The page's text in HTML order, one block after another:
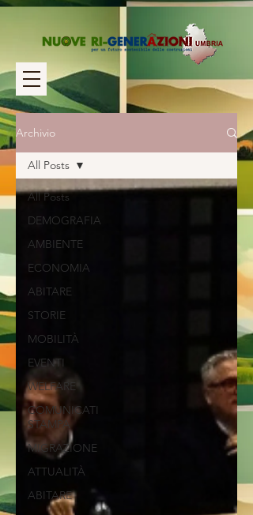
Archivio
All Posts
DEMOGRAFIA
AMBIENTE
ECONOMIA
ABITARE
STORIE
MOBILITÀ
EVENTI
WELFARE
COMUNICATI
STAMPA
MIGRAZIONE
ATTUALITÀ
ABITARE
All Posts